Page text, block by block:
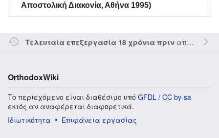
Αποστολική Διακονία, Αθήνα 1995)
Τελευταία επεξεργασία 18 χρόνια πριναπό τον την
OrthodoxWiki
Το περιεχόμενο είναι διαθέσιμο υπό GFDL / CC by-sa
εκτός αν αναφέρεται διαφορετικά.
Ιδιωτικότητα
Επιφάνεια εργασίας